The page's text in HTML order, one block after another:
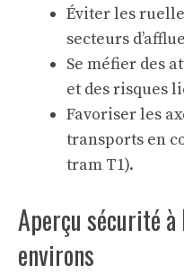
Éviter les
secteurs
Se méfier des
et des risques
Favoriser les
transports en
tram T1).
Aperçu sécurité à
environs